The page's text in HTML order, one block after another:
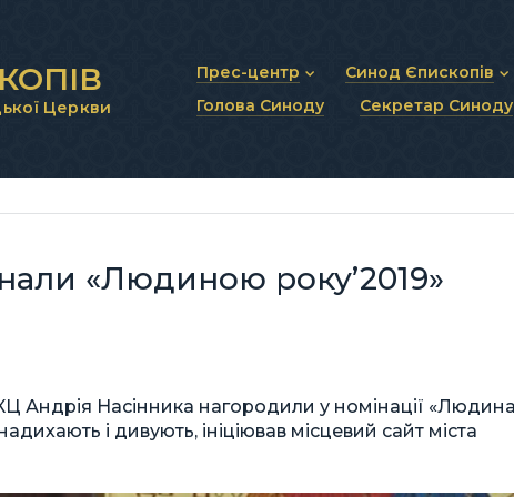
Церкви
Прес-центр
Новини та анонси
Синод Єпископів
Статут Синоду
Синодальні органи
Голова Синоду Секретар Синоду
«Людиною року’2019»
Андрія Насінника нагородили у номінації «Людина
і дивують, ініціював місцевий сайт міста